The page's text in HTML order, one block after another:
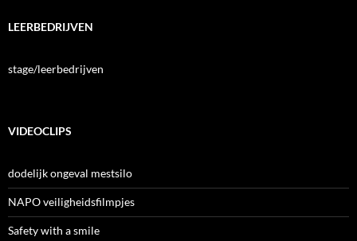
LEERBEDRIJVEN
stage/leerbedrijven
VIDEOCLIPS
dodelijk ongeval mestsilo
NAPO veiligheidsfilmpjes
Safety with a smile